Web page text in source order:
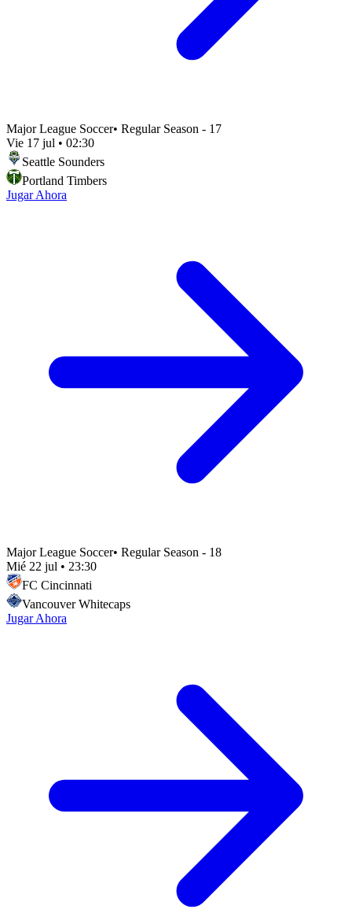
Major League Soccer• Regular Season - 17
Vie 17 jul • 02:30
Seattle Sounders
Portland Timbers
Jugar Ahora
Major League Soccer• Regular Season - 18
Mié 22 jul • 23:30
FC Cincinnati
Vancouver Whitecaps
Jugar Ahora